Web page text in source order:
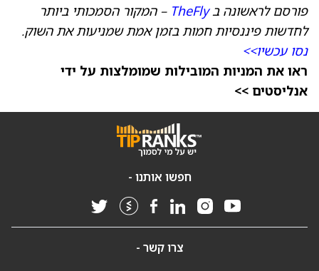
פורסם לראשונה בTheFly – המקור הסמכותי ביותר
לחדשות פיננסיות חמות בזמן אמת שמניעות את השוק.
נסו עכשיו>>
ראו את המניות המובילות שמומלצות על ידי
אנליסטים >>
חפשו אותנו -
צרו קשר -